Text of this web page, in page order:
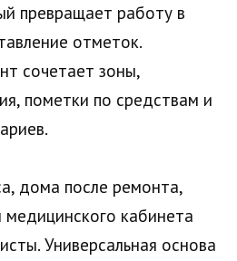
превращает работу в
отметок.
сочетает зоны,
пометки по средствам и
дома после ремонта,
кабинета
Универсальная основа